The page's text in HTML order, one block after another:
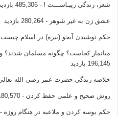
شعر، زندگی زیبـاســـت ! - 485,306 بازدید
عشق زن به غیر شوهر - 280,264 بازدید
حکم نوشیدن آبجو (بیره) در اسلام
میانمار کجاست؟ چگونه مسلمان شدند؟
196,145 بازدید
خلاصه زندگی حضرت عمر رضی الله
روش صحیح و علمی حفظ کردن - 180,570 بازدید
حکم بوسه کردن و ملاعبه در هنگام روزه - 173,616 بازدید